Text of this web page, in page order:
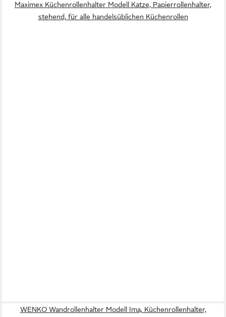
Maximex Küchenrollenhalter Modell Katze, Papierrollenhalter,
stehend, für alle handelsüblichen Küchenrollen
WENKO Wandrollenhalter Modell Ima, Küchenrollenhalter,